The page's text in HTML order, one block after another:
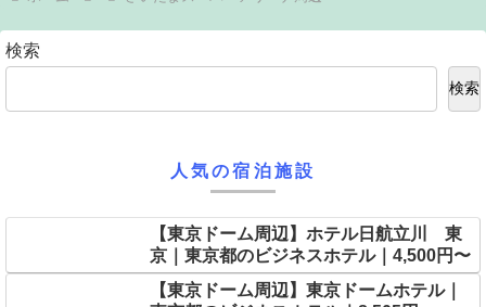
検索
検索
人気の宿泊施設
【東京ドーム周辺】ホテル日航立川 東
京｜東京都のビジネスホテル｜4,500円〜
【東京ドーム周辺】東京ドームホテル｜